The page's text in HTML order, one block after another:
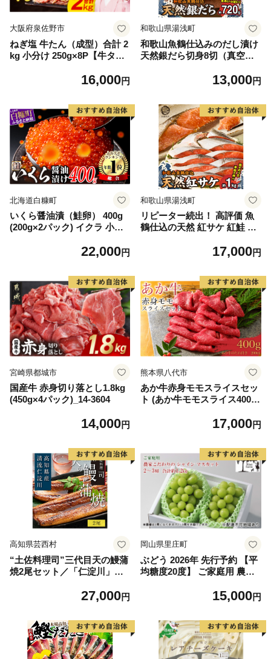
大阪府泉佐野市
ねぎ塩 牛たん（成型）合計 2
kg 小分け 250g×8P【牛タン
16,000円
和歌山県湯浅町
和歌山魚鶴仕込みのだし漬け
天然銀だら切身8切（真空パ
製法 良質な脂 ふっくら 柔ら
ぶ だし漬け 煮付け ムニエル
味噌漬け 鍋物 冷凍 湯浅町 送
料無料_G7334
13,000円
北海道白糠町
いくら醤油漬（鮭卵） 400g
(200g×2パック) イクラ 小分
くら醤油漬け 鮭 鮭卵 ikura
大好評品 北海道 白糠町
22,000円
和歌山県湯浅町
リピーター続出！ 高評価 魚
鶴仕込の天然 紅サケ 紅鮭 鮭
レビュー高評価 小分け 真空
海鮮 魚介 食品 食べ物 おかず
お弁当 水産加工品 冷凍 グル
メ お取り寄せ 和歌山県 湯浅
町 送料無料_G7317
17,000円
宮崎県都城市
国産牛 赤身切り落とし1.8kg
(450g×4パック)_14-3604
14,000円
熊本県八代市
あか牛赤身モモスライスセッ
ト (あか牛モモスライス400
17,000円
高知県芸西村
“土佐料理司”三代目天の鰻蒲
焼2尾セット／「仁淀川」水
殖 国産・高知県産〈高知市共
27,000円
岡山県里庄町
ぶどう 2026年 先行予約 【平
均糖度20度】 ご家庭用 農家
ット 2～3房 合計約1.2kg ブ
直送 】
15,000円